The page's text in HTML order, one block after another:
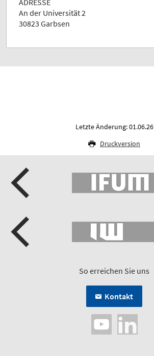
ADRESSE
An der Universität 2
30823 Garbsen
Letzte Änderung: 01.06.26
Druckversion
So erreichen Sie uns
Kontakt